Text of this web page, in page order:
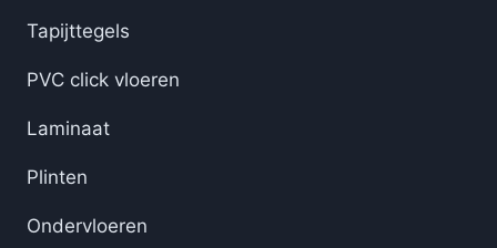
Tapijttegels
PVC click vloeren
Laminaat
Plinten
Ondervloeren